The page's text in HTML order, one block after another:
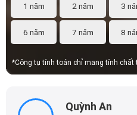
1 năm 2 năm 3
6 năm 7 năm 8
*Công tụ tính toán chỉ mang tính chất
Quỳnh An